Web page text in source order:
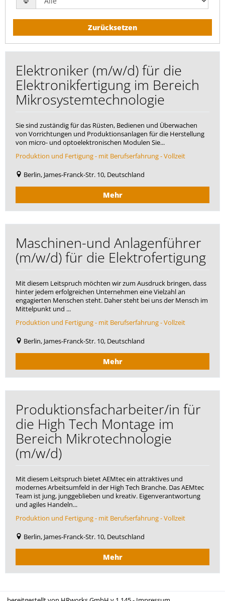
Zurücksetzen
Elektroniker (m/w/d) für die
Elektronikfertigung im Bereich
Mikrosystemtechnologie
Sie sind zuständig für das Rüsten, Bedienen und Überwachen
von Vorrichtungen und Produktionsanlagen für die Herstellung
von micro- und optoelektronischen Modulen Sie...
Produktion und Fertigung - mit Berufserfahrung - Vollzeit
Berlin, James-Franck-Str. 10, Deutschland
Mehr
Maschinen-und Anlagenführer
(m/w/d) für die Elektrofertigung
Mit diesem Leitspruch möchten wir zum Ausdruck bringen, dass
hinter jedem erfolgreichen Unternehmen eine Vielzahl an
engagierten Menschen steht. Daher steht bei uns der Mensch im
Mittelpunkt und ...
Produktion und Fertigung - mit Berufserfahrung - Vollzeit
Berlin, James-Franck-Str. 10, Deutschland
Mehr
Produktionsfacharbeiter/in für
die High Tech Montage im
Bereich Mikrotechnologie
(m/w/d)
Mit diesem Leitspruch bietet AEMtec ein attraktives und
modernes Arbeitsumfeld in der High Tech Branche. Das AEMtec
Team ist jung, junggeblieben und kreativ. Eigenverantwortung
und agiles Handeln...
Produktion und Fertigung - mit Berufserfahrung - Vollzeit
Berlin, James-Franck-Str. 10, Deutschland
Mehr